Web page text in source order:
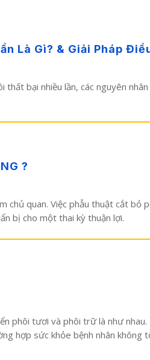
Là Gì? & Giải Pháp
thất bại nhiều lần, các nguyên
?
chủ quan. Việc phẫu thuật cắt
bị cho một thai kỳ thuận lợi.
phôi tươi và phôi trữ là như
hợp sức khỏe bệnh nhân